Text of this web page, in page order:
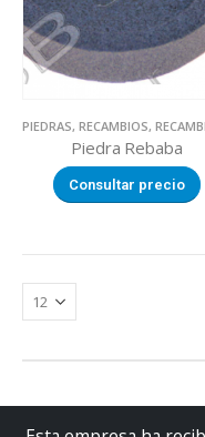
PIEDRAS, RECAMBIOS, RECAMBIOS
Piedra Rebaba
Consultar precio